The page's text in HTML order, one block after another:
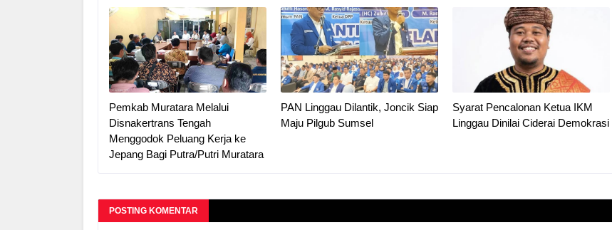
Pemkab Muratara Melalui
Disnakertrans Tengah
Menggodok Peluang Kerja ke
Jepang Bagi Putra/Putri Muratara
PAN Linggau Dilantik, Joncik Siap
Maju Pilgub Sumsel
Syarat Pencalonan Ketua IKM
Linggau Dinilai Ciderai Demokrasi
POSTING KOMENTAR